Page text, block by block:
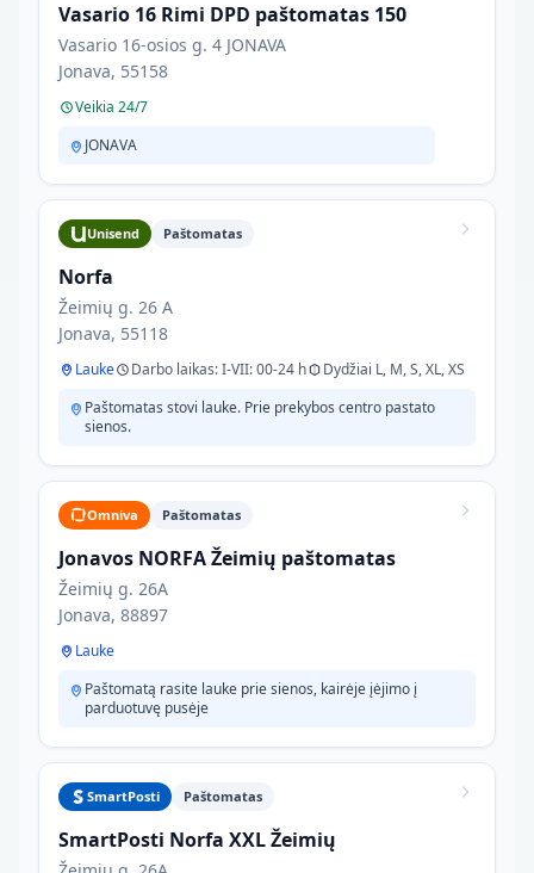
Vasario 16 Rimi DPD paštomatas 150
Vasario 16-osios g. 4 JONAVA
Jonava, 55158
Veikia 24/7
JONAVA
Unisend Paštomatas
Norfa
Žeimių g. 26 A
Jonava, 55118
Lauke Darbo laikas: I-VII: 00-24 h
Dydžiai L, M, S, XL, XS
Paštomatas stovi lauke. Prie prekybos centro pastato
sienos.
Omniva Paštomatas
Jonavos NORFA Žeimių paštomatas
Žeimių g. 26A
Jonava, 88897
Lauke
Paštomatą rasite lauke prie sienos, kairėje įėjimo į
parduotuvę pusėje
SmartPosti Paštomatas
SmartPosti Norfa XXL Žeimių